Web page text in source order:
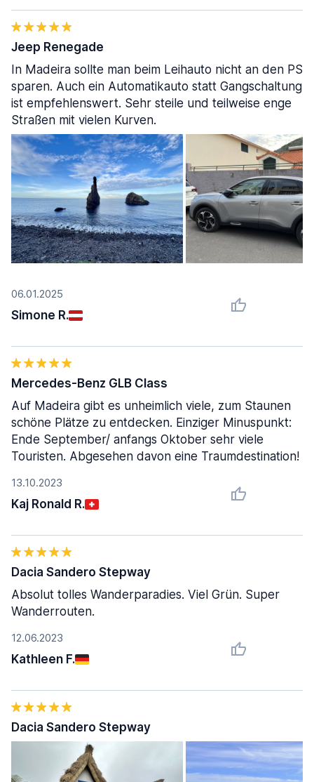
06.01.2025
Simone R.
Jeep Renegade
In Madeira sollte man beim Leihauto nicht an den PS
sparen. Auch ein Automatikauto statt Gangschaltung
ist empfehlenswert. Sehr steile und teilweise enge
Straßen mit vielen Kurven.
13.10.2023
Kaj Ronald R.
Mercedes-Benz GLB Class
Auf Madeira gibt es unheimlich viele, zum Staunen
schöne Plätze zu entdecken. Einziger Minuspunkt:
Ende September/ anfangs Oktober sehr viele
Touristen. Abgesehen davon eine Traumdestination!
12.06.2023
Kathleen F.
Dacia Sandero Stepway
Absolut tolles Wanderparadies. Viel Grün. Super
Wanderrouten.
Dacia Sandero Stepway